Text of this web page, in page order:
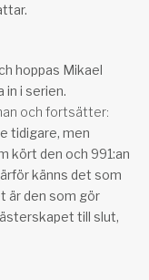
hoppas Mikael
i serien.
och fortsätter:
tidigare, men
kört den och 991:an
känns det som
är den som gör
till slut,